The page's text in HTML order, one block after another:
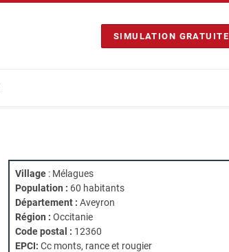
SIMULATION GRATUITE
Village : Mélagues
Population : 60 habitants
Département : Aveyron
Région : Occitanie
Code postal : 12360
EPCI: Cc monts, rance et rougier